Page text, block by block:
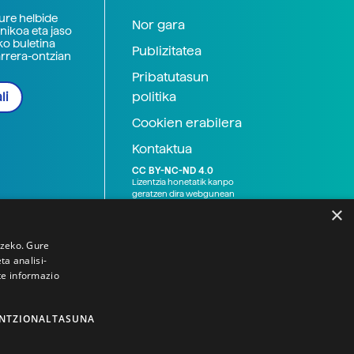
helbide
eta jaso
buletina
ontzian
Nor gara
Publizitatea
Pribatutasun
politika
Cookien erabilera
Kontaktua
CC BY-NC-ND 4.0
Lizentzia honetatik kanpo
geratzen dira webgunean
×
Gure
analisi-
informazio